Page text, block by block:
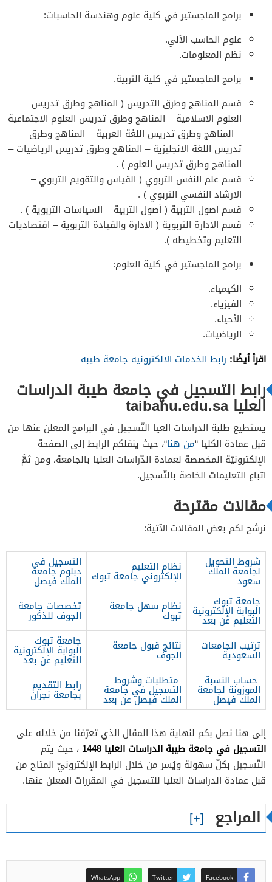
برامج الماجستير في كلية علوم وهندسة الحاسبات:
علوم الحاسب الآلي.
نظم المعلومات.
برامج الماجستير في كلية التربية.
قسم المناهج وطرق التدريس ( المناهج وطرق تدريس
العلوم الاسلامية – المناهج وطرق تدريس العلوم الاجتماعية
– المناهج وطرق تدريس اللغة العربية – المناهج وطرق
تدريس اللغة الانجليزية – المناهج وطرق تدريس الرياضيات –
المناهج وطرق تدريس العلوم ) .
قسم علم النفس التربوي ( القياس والتقويم التربوي –
الارشاد النفسي التربوي ) .
قسم اصول التربية ( أصول التربية – السياسات التربوية ) .
قسم الادارة التربوية ( الادارة والقيادة التربوية – اقتصاديات
التعليم وتخطيطه ).
برامج الماجستير في كلية العلوم:
الكيمياء.
الفيزياء.
الأحياء.
الرياضيات.
اقرأ أيضًا: رابط الخدمات الالكترونيه جامعة طيبه
رابط التسجيل في جامعة طيبة الدراسات
العليا taibahu.edu.sa
يستطيع طلبة الدراسات العيا التّسجيل في البرامج المعلن عنها من
قبل عمادة الكليا “من هنا“، حيث ينقلكم الرابط إلى الصفحة
الإلكترونيّة المخصصة لعمادة الدّراسات العليا بالجامعة، ومن ثمَّ
اتباع التعليمات الخاصة بالتّسجيل.
مقالات مقترحة
نرشح لكم بعض المقالات الآتية:
شروط التحويل
لجامعة الملك
سعود
نظام التعليم
الإلكتروني جامعة تبوك
التسجيل في
دبلوم جامعة
الملك فيصل
جامعة تبوك
البوابة الإلكترونية
التعليم عن بعد
نظام سهل جامعة
تبوك
تخصصات جامعة
الجوف للذكور
ترتيب الجامعات
السعودية
نتائج قبول جامعة
الجوف
جامعة تبوك
البوابة الإلكترونية
التعليم عن بعد
حساب النسبة
الموزونة لجامعة
الملك فيصل
متطلبات وشروط
التسجيل في جامعة
الملك فيصل عن بعد
رابط التقديم
بجامعة نجران
إلى هنا نصل بكم لنهاية هذا المقال الذي تعرّفنا من خلاله على
التسجيل في جامعة طيبة الدراسات العليا 1448
، حيث يتم
التّسجيل بكلّ سهولة ويُسر من خلال الرابط الإلكترونيّ المتاح من
قبل عمادة الدراسات العليا للتسجيل في المقررات المعلن عنها.
المراجع
Facebook
Twitter
WhatsApp